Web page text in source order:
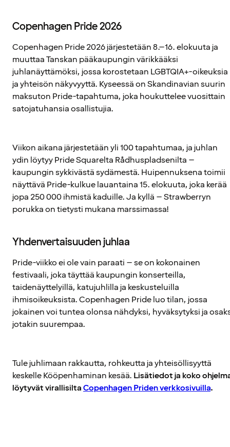
Copenhagen Pride 2026
Copenhagen Pride 2026 järjestetään 8.–16. elokuuta ja
muuttaa Tanskan pääkaupungin värikkääksi
juhlanäyttämöksi, jossa korostetaan LGBTQIA+-oikeuksia
ja yhteisön näkyvyyttä. Kyseessä on Skandinavian suurin
maksuton Pride-tapahtuma, joka houkuttelee vuosittain
satojatuhansia osallistujia.
Viikon aikana järjestetään yli 100 tapahtumaa, ja juhlan
ydin löytyy Pride Squarelta Rådhuspladsenilta –
kaupungin sykkivästä sydämestä. Huipennuksena toimii
näyttävä Pride-kulkue lauantaina 15. elokuuta, joka kerää
jopa 250 000 ihmistä kaduille. Ja kyllä – Strawberryn
porukka on tietysti mukana marssimassa!
Yhdenvertaisuuden juhlaa
Pride-viikko ei ole vain paraati – se on kokonainen
festivaali, joka täyttää kaupungin konserteilla,
taidenäyttelyillä, katujuhlilla ja keskusteluilla
ihmisoikeuksista. Copenhagen Pride luo tilan, jossa
jokainen voi tuntea olonsa nähdyksi, hyväksytyksi ja
jotakin suurempaa.
Tule juhlimaan rakkautta, rohkeutta ja yhteisöllisyyttä
keskelle Kööpenhaminan kesää. Lisätiedot ja koko
löytyvät virallisiltaCopenhagen Priden verkkosivuilla.